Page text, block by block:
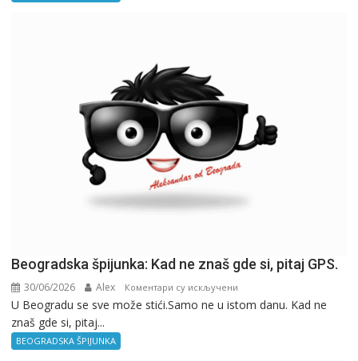
Beogradska špijunka: Kad ne znaš gde si, pitaj GPS.
30/06/2026 Alex Коментари су искључени
Beogradska
U Beogradu se sve može stići.Samo ne u istom danu. Kad ne
znaš gde si, pitaj...
BEOGRADSKA ŠPIJUNKA